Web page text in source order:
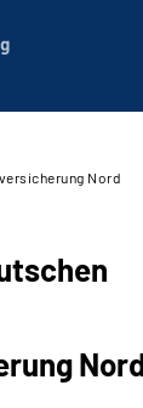
Nord